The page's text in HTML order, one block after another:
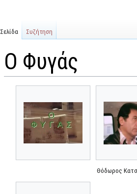
Ο Φυγάς
πλοήγηση
αναζήτηση
Θόδωρος
Σελίδα Συζήτηση